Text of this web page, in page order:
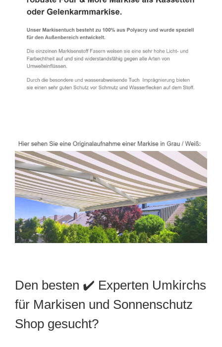
Den besten ✔️ Experten Umkirchs
für Markisen und Sonnenschutz
Shop gesucht?